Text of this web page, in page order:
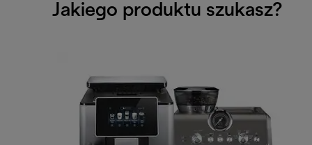
Jakiego produktu szukasz?